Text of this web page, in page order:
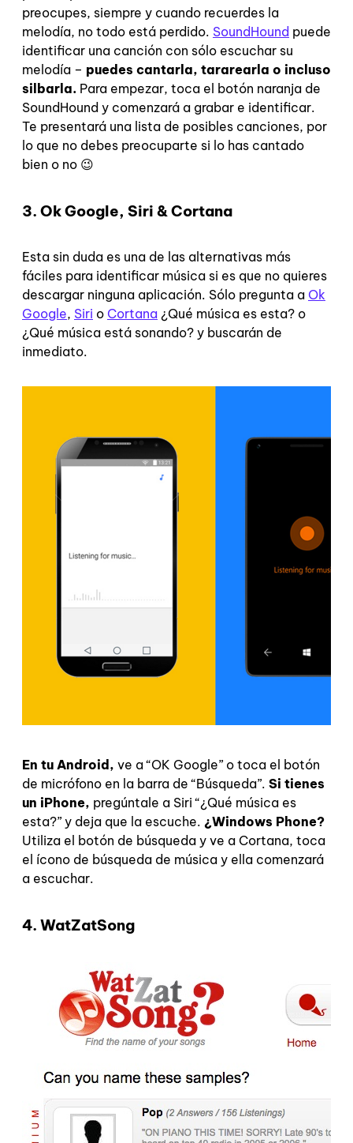
preocupes, siempre y cuando recuerdes la
melodía, no todo está perdido. SoundHound puede
identificar una canción con sólo escuchar su
melodía – puedes cantarla, tararearla o incluso
silbarla. Para empezar, toca el botón naranja de
SoundHound y comenzará a grabar e identificar.
Te presentará una lista de posibles canciones, por
lo que no debes preocuparte si lo has cantado
bien o no 😉
3. Ok Google, Siri & Cortana
Esta sin duda es una de las alternativas más
fáciles para identificar música si es que no quieres
descargar ninguna aplicación. Sólo pregunta a Ok
Google, Siri o Cortana ¿Qué música es esta? o
¿Qué música está sonando? y buscarán de
inmediato.
En tu Android, ve a “OK Google” o toca el botón
de micrófono en la barra de “Búsqueda”. Si tienes
un iPhone, pregúntale a Siri “¿Qué música es
esta?” y deja que la escuche. ¿Windows Phone?
Utiliza el botón de búsqueda y ve a Cortana, toca
el ícono de búsqueda de música y ella comenzará
a escuchar.
4. WatZatSong